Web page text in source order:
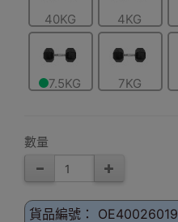
40KG 4KG
7.5KG 7KG
數量
貨品編號： OE40026019